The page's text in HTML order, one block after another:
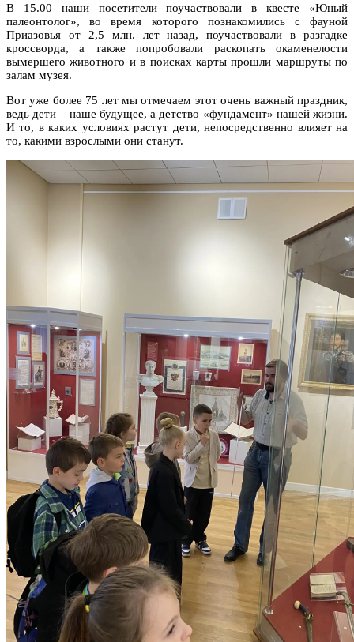
В 15.00 наши посетители поучаствовали в квесте «Юный
палеонтолог», во время которого познакомились с фауной
Приазовья от 2,5 млн. лет назад, поучаствовали в разгадке
кроссворда, а также попробовали раскопать окаменелости
вымершего животного и в поисках карты прошли маршруты по
залам музея.
Вот уже более 75 лет мы отмечаем этот очень важный праздник,
ведь дети – наше будущее, а детство «фундамент» нашей жизни.
И то, в каких условиях растут дети, непосредственно влияет на
то, какими взрослыми они станут.